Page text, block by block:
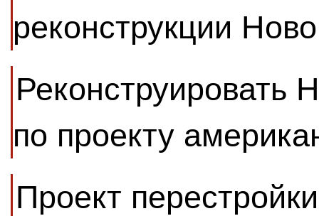
реконструкции
Реконструировать
по проекту
Проект